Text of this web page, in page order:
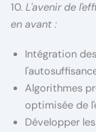
10. L'avenir de
en avant :
Intégration
Algorithmes
optimisée de
Développer